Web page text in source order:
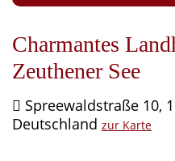
Charmantes
Zeuthener See
Spreewaldstraße 10,
Deutschland zur Karte